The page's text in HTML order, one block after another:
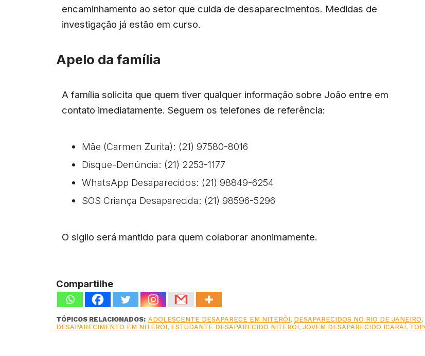
encaminhamento ao setor que cuida de desaparecimentos. Medidas de
investigação já estão em curso.
Apelo da família
A família solicita que quem tiver qualquer informação sobre João entre em
contato imediatamente. Seguem os telefones de referência:
Mãe (Carmen Zurita): (21) 97580-8016
Disque-Denúncia: (21) 2253-1177
WhatsApp Desaparecidos: (21) 98849-6254
SOS Criança Desaparecida: (21) 98596-5296
O sigilo será mantido para quem colaborar anonimamente.
Compartilhe
TÓPICOS RELACIONADOS: ADOLESCENTE DESAPARECE EM NITERÓI, DESAPARECIDOS NO RIO DE JANEIRO,
DESAPARECIMENTO EM NITERÓI, ESTUDANTE DESAPARECIDO NITERÓI,JOVEM DESAPARECIDO ICARAÍ,